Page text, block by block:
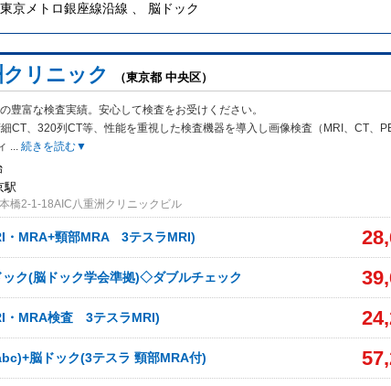
東京メトロ銀座線沿線 、 脳ドック
リニック （東京都 中央区）
豊富な検査実績。安心して検査をお受けください。
CT、320列CT等、性能を重視した検査機器を導入し画像検査（MRI、CT、
... 続きを読む▼
駅
橋2-1-18AIC八重洲クリニックビル
・MRA+頸部MRA 3テスラMRI)
ック(脳ドック学会準拠)◇ダブルチェック
・MRA検査 3テスラMRI)
脳ドック(3テスラ 頸部MRA付)